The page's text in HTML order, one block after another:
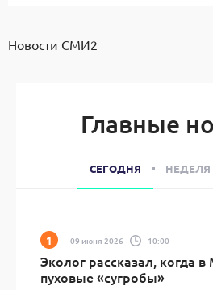
Новости СМИ2
Главные
СЕГОДНЯ НЕДЕЛЯ
09 июня 2026 10:00
Эколог рассказал, когда в
пуховые «сугробы»